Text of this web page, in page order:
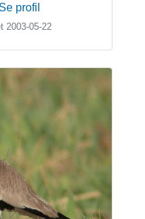
Se profil
2003-05-22